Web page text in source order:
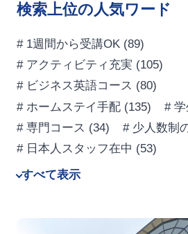
検索上位の人気ワード
# 1週間から受講OK(89)
# アクティビティ充実 (105)
# ビジネス英語コース (80)
# ホームステイ手配(135) #
# 専門コース (34) # 少人数制
# 日本人スタッフ在中 (53)
すべて表示